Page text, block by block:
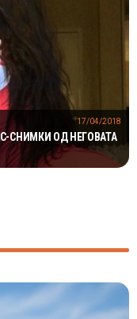
СНИМКИ ОД НЕГОВАТА
17/04/2018